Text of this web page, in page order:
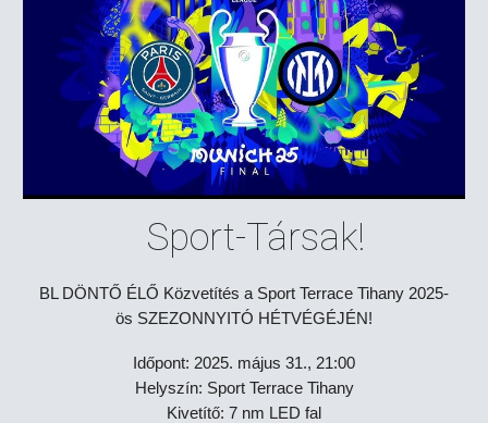
Sport-Társak!
BL DÖNTŐ ÉLŐ Közvetítés a Sport Terrace Tihany 2025-
ös SZEZONNYITÓ HÉTVÉGÉJÉN!
Időpont: 2025. május 31., 21:00
Helyszín: Sport Terrace Tihany
Kivetítő: 7 nm LED fal